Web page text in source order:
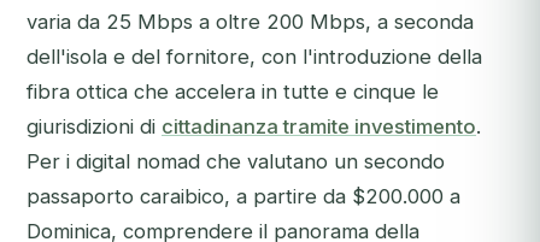
varia da 25 Mbps a oltre 200 Mbps, a seconda
dell'isola e del fornitore, con l'introduzione della
fibra ottica che accelera in tutte e cinque le
giurisdizioni di cittadinanza tramite investimento.
Per i digital nomad che valutano un secondo
passaporto caraibico, a partire da $200.000 a
Dominica, comprendere il panorama della